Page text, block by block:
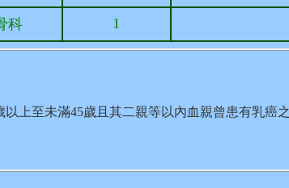
科 1
以上至未滿45歲且其二親等以內血親曾患有乳癌